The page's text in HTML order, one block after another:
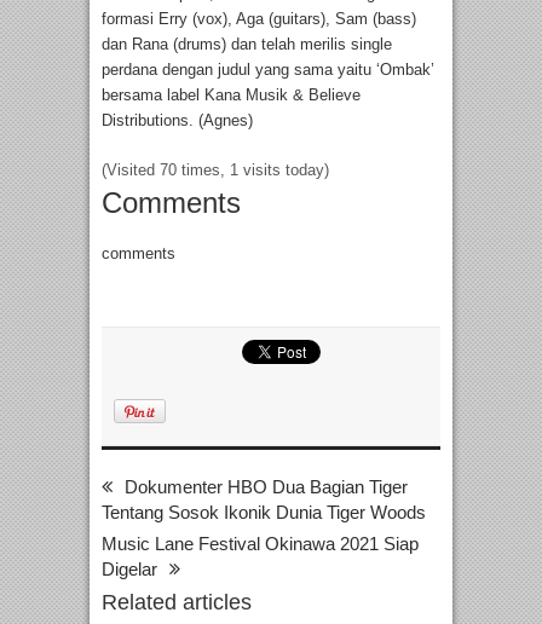
formasi Erry (vox), Aga (guitars), Sam (bass)
dan Rana (drums) dan telah merilis single
perdana dengan judul yang sama yaitu ‘Ombak’
bersama label Kana Musik & Believe
Distributions. (Agnes)
(Visited 70 times, 1 visits today)
Comments
comments
Dokumenter HBO Dua Bagian Tiger
Tentang Sosok Ikonik Dunia Tiger Woods
Music Lane Festival Okinawa 2021 Siap
Digelar
Related articles